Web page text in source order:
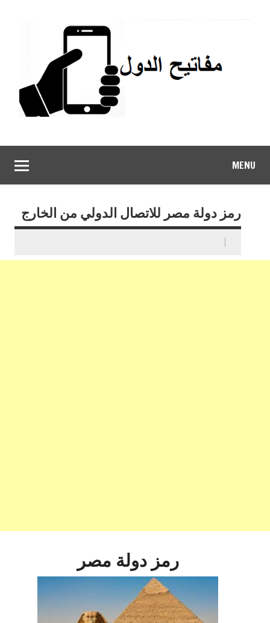
MENU
رمز دولة مصر للاتصال الدولي من الخارج
رمز دولة مصر